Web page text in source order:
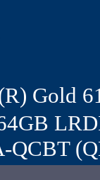
Gold